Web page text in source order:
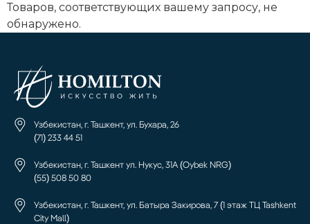
Товаров, соответствующих вашему запросу, не
обнаружено.
Узбекистан, г. Ташкент, ул. Бухара, 26
(71) 233 44 51
Узбекистан, г. Ташкент ул. Нукус, 31А (Oybek NRG)
(55) 508 50 80
Узбекистан, г. Ташкент, ул. Батыра Закирова, 7 (1 этаж ТЦ Tashkent
City Mall)